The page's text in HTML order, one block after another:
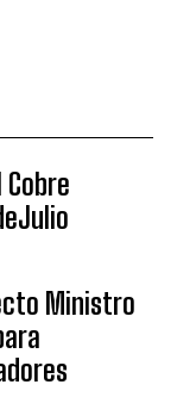
Ministro